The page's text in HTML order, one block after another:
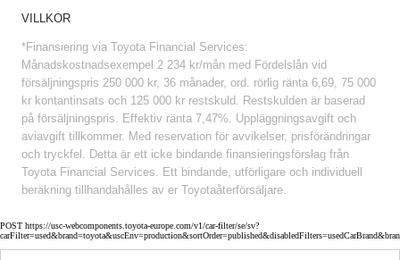
VILLKOR
*Finansiering via Toyota Financial Services:
Månadskostnadsexempel 2 234 kr/mån med Fördelslån vid
försäljningspris 250 000 kr, 36 månader, ord. rörlig ränta 6,69, 75 000
kr kontantinsats och 125 000 kr restskuld. Restskulden är baserad
på försäljningspris. Effektiv ränta 7,47%. Uppläggningsavgift och
aviavgift tillkommer. Med reservation för avvikelser, prisförändringar
och tryckfel. Detta är ett icke bindande finansieringsförslag från
Toyota Financial Services. Ett bindande, utförligare och individuell
beräkning tillhandahålles av er Toyotaåterförsäljare.
POST https://usc-webcomponents.toyota-europe.com/v1/car-filter/se/sv?